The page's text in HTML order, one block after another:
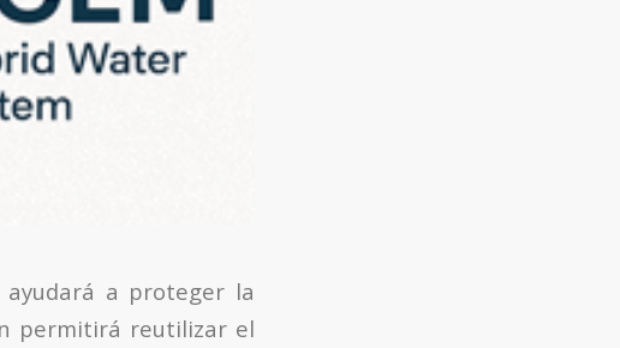
a proteger la
permitirá reutilizar el